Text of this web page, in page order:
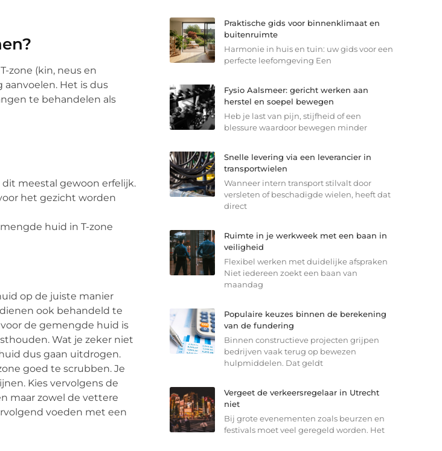
zone (kin, neus en
Het is dus
te behandelen als
meestal gewoon erfelijk.
het gezicht worden
op de juiste manier
ook behandeld te
de gemengde huid is
Wat je zeker niet
dus gaan uitdrogen.
goed te scrubben. Je
Kies vervolgens de
maar zowel de vettere
voeden met een
Praktische gids voor binnenklimaat en
buitenruimte
Harmonie in huis en tuin: uw gids voor een
perfecte leefomgeving Een
Fysio Aalsmeer: gericht werken aan
herstel en soepel bewegen
Heb je last van pijn, stijfheid of een
blessure waardoor bewegen minder
Snelle levering via een leverancier in
transportwielen
Wanneer intern transport stilvalt door
versleten of beschadigde wielen, heeft dat
direct
Ruimte in je werkweek met een baan in
veiligheid
Flexibel werken met duidelijke afspraken
Niet iedereen zoekt een baan van
maandag
Populaire keuzes binnen de berekening
van de fundering
Binnen constructieve projecten grijpen
bedrijven vaak terug op bewezen
hulpmiddelen. Dat geldt
Vergeet de verkeersregelaar in Utrecht
niet
Bij grote evenementen zoals beurzen en
festivals moet veel geregeld worden. Het